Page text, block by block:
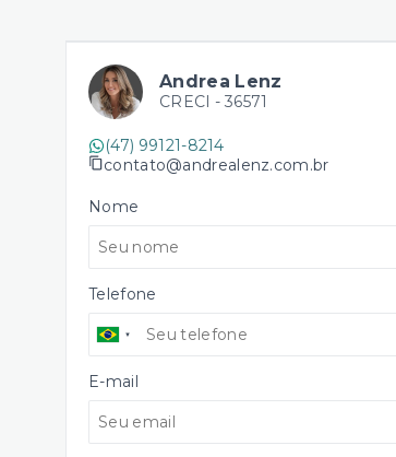
Andrea Lenz
CRECI - 36571
(47) 99121-8214
contato@andrealenz.com.br
Nome
Telefone
E-mail